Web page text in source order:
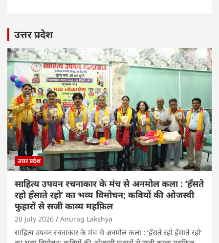
उत्तर प्रदेश
उत्तर प्रदेश
साहित्य उपवन रचनाकार के मंच से अनमोल कला : ‘हॅंसते
रहो हॅंसाते रहो’ का भव्य विमोचन; कवियों की ओजस्वी
फुहारों से सजी काव्य महफ़िल
20 July 2026 Anurag Lakshya
साहित्य उपवन रचनाकार के मंच से अनमोल कला : ‘हॅंसते रहो हॅंसाते रहो’